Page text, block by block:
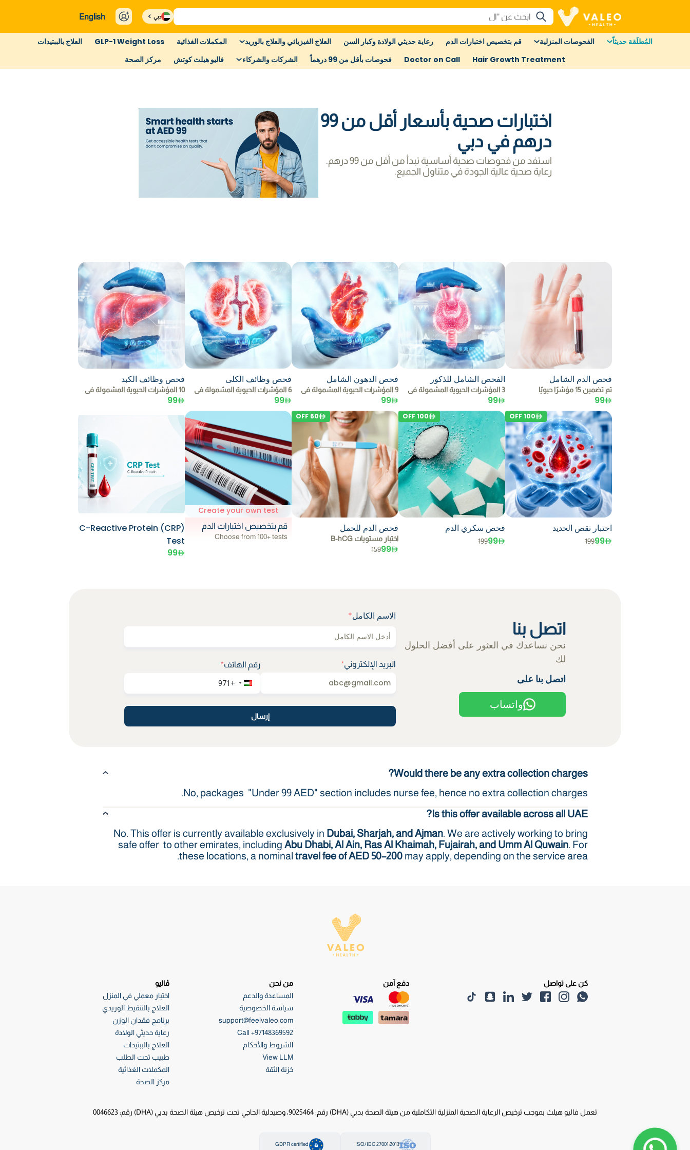
دبي English
المُطلَقة حديثاً الفحوصات المنزلية قم بتخصيص اختبارات الدم رعاية حديثي الولادة وكبار السن العلاج الفيزيائي والعلاج بالوريد المكملات الغذائية GLP-1 Weight Loss
العلاج بالببتيدات
Hair Growth Treatment
Doctor on Call فحوصات بأقل من 99 درهماً الشركات والشركاء فاليو هيلث كوتش مركز الصحة
اختبارات صحية بأسعار أقل من 99
درهم في دبي
استفد من فحوصات صحية أساسية تبدأ من أقل من 99 درهم.
رعاية صحية عالية الجودة في متناول الجميع.
فحص الدم الشامل
تم تضمين 15 مؤشرًا حيويًا
99
الفحص الشامل للذكور
3 المؤشرات الحيوية المشمولة في
99
فحص الدهون الشامل
9 المؤشرات الحيوية المشمولة في
99
فحص وظائف الكلى
6 المؤشرات الحيوية المشمولة في
99
فحص وظائف الكبد
10 المؤشرات الحيوية المشمولة في
99
اختبار نقص الحديد
99
199
100
OFF
فحص سكري الدم
99
199
100
OFF
فحص الدم للحمل
اختبار مستويات B-hCG
99
159
60
OFF
Create your own test
قم بتخصيص اختبارات الدم
Choose from 100+ tests
C-Reactive Protein (CRP)
Test
99
اتصل بنا
نحن نساعدك في العثور على أفضل الحلول
لك
اتصل بنا على
واتساب
الاسم الكامل*
البريد الإلكتروني* رقم الهاتف*
إرسال
Would there be any extra collection charges?
No, packages "Under 99 AED" section includes nurse fee, hence no extra collection charges.
Is this offer available across all UAE?
No. This offer is currently available exclusively in Dubai, Sharjah, and Ajman. We are actively working to bring
safe offer to other emirates, including Abu Dhabi, Al Ain, Ras Al Khaimah, Fujairah, and Umm Al Quwain. For
these locations, a nominal travel fee of AED 50–200may apply, depending on the service area.
ڤاليو
اختبار معملي في المنزل
العلاج بالتنقيط الوريدي
برنامج فقدان الوزن
رعاية حديثي الولادة
العلاج بالببتيدات
طبيب تحت الطلب
المكملات الغذائية
مركز الصحة
من نحن
المساعدة والدعم
سياسة الخصوصية
support@feelvaleo.com
Call +97148369592
الشروط والأحكام
View LLM
خزنة الثقة
دفع آمن كن على تواصل
تعمل فاليو هيلث بموجب ترخيص الرعاية الصحية المنزلية التكاملية من هيئة الصحة بدبي (DHA) رقم: 9025464، وصيدلية الحاجي تحت ترخيص هيئة الصحة بدبي (DHA) رقم: 0046623
ISO/IEC 27001:2013
GDPR certified